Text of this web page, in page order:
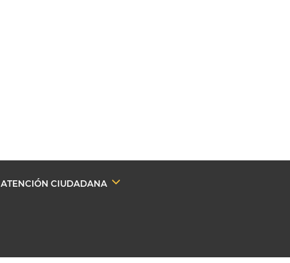
ATENCIÓN CIUDADANA